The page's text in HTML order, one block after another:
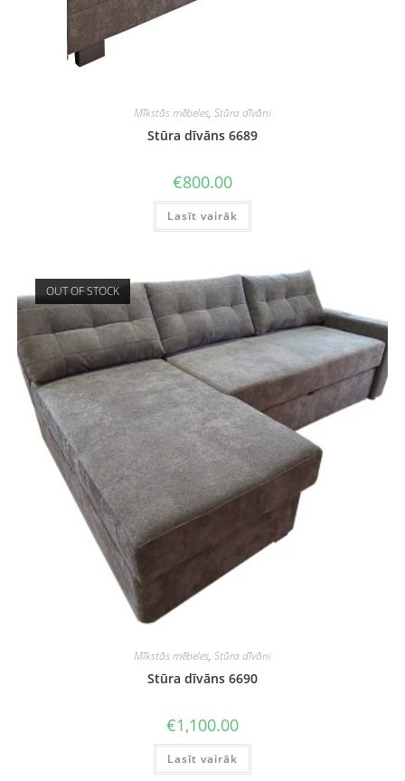
Mīkstās mēbeles, Stūra dīvāni
Stūra dīvāns 6689
€800.00
Lasīt vairāk
OUT OF STOCK
Mīkstās mēbeles, Stūra dīvāni
Stūra dīvāns 6690
€1,100.00
Lasīt vairāk